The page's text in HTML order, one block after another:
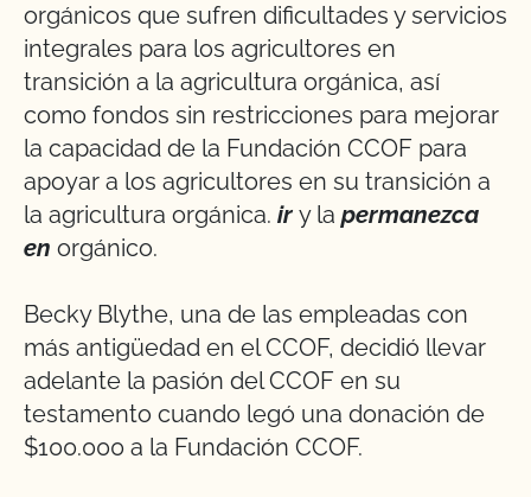
orgánicos que sufren dificultades y servicios
integrales para los agricultores en
transición a la agricultura orgánica, así
como fondos sin restricciones para mejorar
la capacidad de la Fundación CCOF para
apoyar a los agricultores en su transición a
la agricultura orgánica. ir y la permanezca
en orgánico.
Becky Blythe, una de las empleadas con
más antigüedad en el CCOF, decidió llevar
adelante la pasión del CCOF en su
testamento cuando legó una donación de
$100.000 a la Fundación CCOF.